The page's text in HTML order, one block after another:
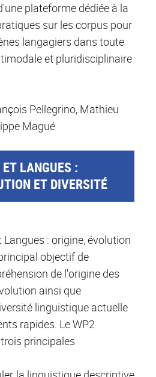
plateforme dédiée à la
sur les corpus pour
langagiers dans toute
et pluridisciplinaire
Pellegrino, Mathieu
Magué
LANGUES :
ET DIVERSITÉ
Langues : origine, évolution
objectif de
de l'origine des
ainsi que
linguistique actuelle
rapides. Le WP2
principales